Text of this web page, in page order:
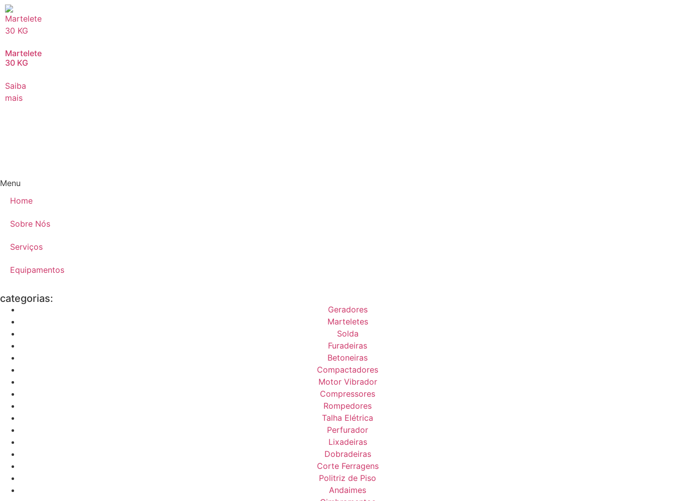
Martelete
30 KG
Saiba
mais
Menu
Home
Sobre Nós
Serviços
Equipamentos
categorias:
Geradores
Marteletes
Solda
Furadeiras
Betoneiras
Compactadores
Motor Vibrador
Compressores
Rompedores
Talha Elétrica
Perfurador
Lixadeiras
Dobradeiras
Corte Ferragens
Politriz de Piso
Andaimes